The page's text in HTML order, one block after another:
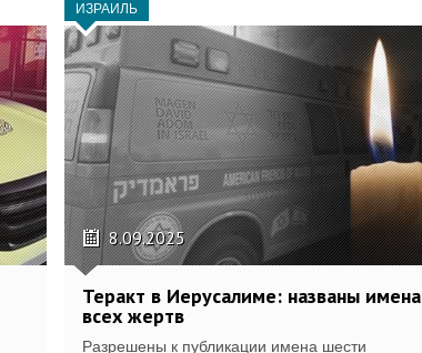
ИЗРАИЛЬ
8.09.2025
Теракт в Иерусалиме: названы имена
всех жертв
Разрешены к публикации имена шести